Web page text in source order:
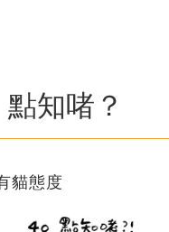
知啫？
貓態度